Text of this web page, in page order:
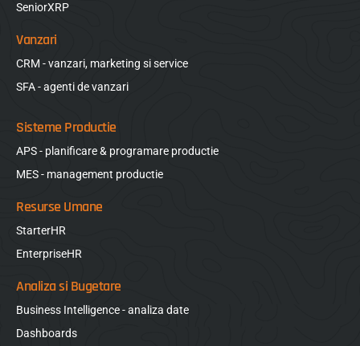
SeniorXRP
Vanzari
CRM - vanzari, marketing si service
SFA - agenti de vanzari
Sisteme Productie
APS - planificare & programare productie
MES - management productie
Resurse Umane
StarterHR
EnterpriseHR
Analiza si Bugetare
Business Intelligence - analiza date
Dashboards